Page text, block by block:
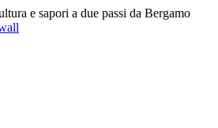
e sapori a due passi da Bergamo